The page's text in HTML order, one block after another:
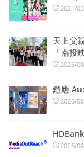
2021/
天上父
「南投
2026/
鎧應
2026/
2026/